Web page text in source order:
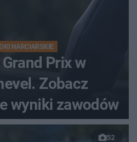
NARCIARSKIE
Prix w
Zobacz
wyniki zawodów
52